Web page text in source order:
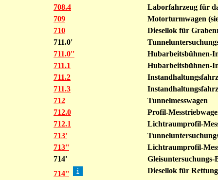
708.4
Laborfahrzeug für
709
Motorturmwagen
710
Diesellok für
711.0'
711.0''
Hubarbeitsbühnen-
711.1
Hubarbeitsbühnen-
711.2
711.3
712
Tunnelmesswagen
712.0
Profil-
712.1
Lichtraumprofil-
713'
713''
Lichtraumprofil-
714'
Gleisuntersuchungs-
714''
Diesellok für